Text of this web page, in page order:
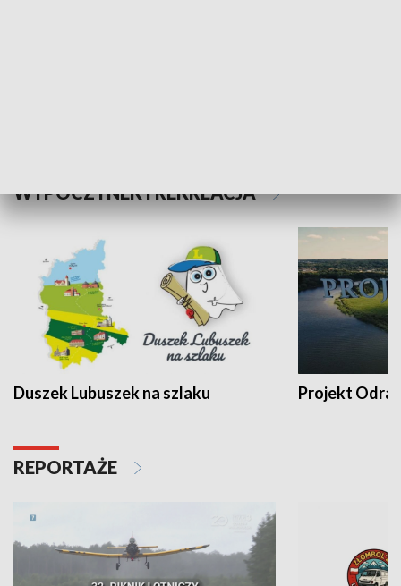
WYPOCZYNEK I REKREACJA
Duszek Lubuszek na szlaku Projekt Odra
REPORTAŻE